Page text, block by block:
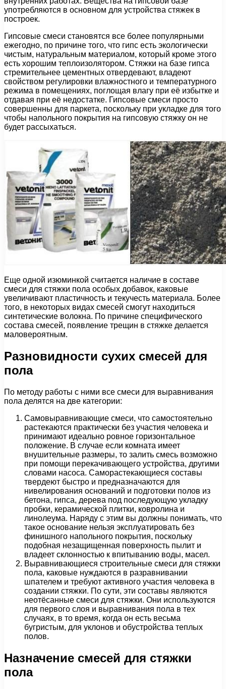
употребляются в основном для устройства стяжек в
построек.
Гипсовые смеси становятся все более популярными
ежегодно, по причине того, что гипс есть экологически
чистым, натуральным материалом, который кроме этого
есть хорошим теплоизолятором. Стяжки на базе гипса
стремительнее цементных отвердевают, владеют
свойством регулировки влажностного и температурного
режима в помещениях, поглощая влагу при её избытке и
отдавая при её недостатке. Гипсовые смеси просто
совершенны для паркета, поскольку при укладке для того
чтобы напольного покрытия на гипсовую стяжку он не
будет рассыхаться.
Еще одной изюминкой считается наличие в составе
смеси для стяжки пола особых добавок, каковые
увеличивают пластичность и текучесть материала. Более
того, в некоторых видах смесей смогут находиться
синтетические волокна. По причине специфического
состава смесей, появление трещин в стяжке делается
маловероятным.
Разновидности сухих смесей для
пола
По методу работы с ними все смеси для выравнивания
пола делятся на две категории:
Самовыравнивающие смеси, что самостоятельно
растекаются практически без участия человека и
принимают идеально ровное горизонтальное
положение. В случае если комната имеет
внушительные размеры, то залить смесь возможно
при помощи перекачивающего устройства, другими
словами насоса. Саморастекающиеся составы
твердеют быстро и предназначаются для
нивелирования оснований и подготовки полов из
бетона, гипса, дерева под последующую укладку
пробки, керамической плитки, ковролина и
линолеума. Наряду с этим вы должны понимать, что
такое основание нельзя эксплуатировать без
финишного напольного покрытия, поскольку
подобная незащищенная поверхность пылит и
владеет склонностью к впитыванию воды, масел.
Выравнивающиеся строительные смеси для стяжки
пола, каковые нуждаются в разравнивании
шпателем и требуют активного участия человека в
создании стяжки. По сути, эти составы являются
неотёсанные смеси для стяжки. Они используются
для первого слоя и выравнивания пола в тех
случаях, в то время, когда он есть весьма
бугристым, для уклонов и обустройства теплых
полов.
Назначение смесей для стяжки
пола